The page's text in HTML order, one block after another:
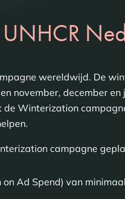
wereldwijd. De
november, december
Winterization
campagne
on Ad Spend) van